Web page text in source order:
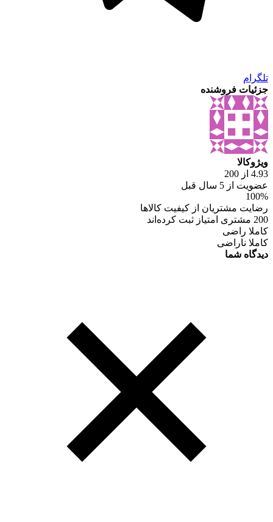
تلگرام
جزئیات فروشنده
ویژوکالا
4.93 از 200
عضویت از 5 سال قبل
100%
رضایت مشتریان از کیفیت کالاها
200 مشتری امتیاز ثبت کرده‌اند
کاملا راضی
کاملا ناراضی
دیدگاه شما